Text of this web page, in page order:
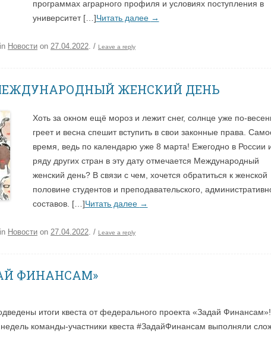
программах аграрного профиля и условиях поступления в
университет […]Читать далее →
Новости on 27.04.2022 / Leave a reply
ЖЕНСКИЙ ДЕНЬ
Хоть за окном ещё мороз и лежит снег, солнце уже по-
греет и весна спешит вступить в свои законные права.
время, ведь по календарю уже 8 марта! Ежегодно в России
ряду других стран в эту дату отмечается Международный
женский день? В связи с чем, хочется обратиться к женской
половине студентов и преподавательского,
составов. […]Читать далее →
Новости on 27.04.2022 / Leave a reply
ФИНАНСАМ»
итоги квеста от федерального проекта «Задай
недель команды-участники квеста #ЗадайФинансам выполняли